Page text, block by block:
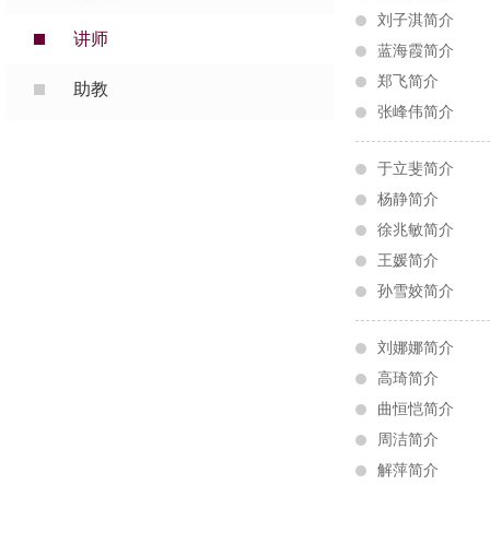
讲师
助教
刘子淇简介
蓝海霞简介
郑飞简介
​张峰伟简介
​于立斐简介
杨静简介
​徐兆敏简介
王媛简介
孙雪姣简介
​刘娜娜简介
高琦简介
曲恒恺简介
​周洁简介
解萍简介